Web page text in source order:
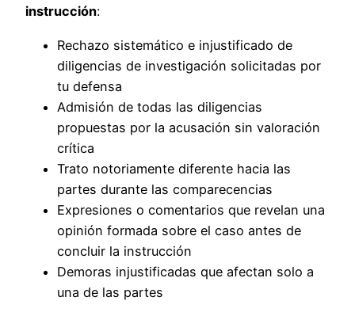
instrucción:
Rechazo sistemático e injustificado de
diligencias de investigación solicitadas por
tu defensa
Admisión de todas las diligencias
propuestas por la acusación sin valoración
crítica
Trato notoriamente diferente hacia las
partes durante las comparecencias
Expresiones o comentarios que revelan una
opinión formada sobre el caso antes de
concluir la instrucción
Demoras injustificadas que afectan solo a
una de las partes